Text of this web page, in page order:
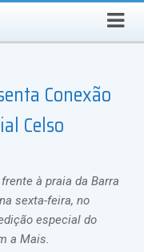
Busca
Conexão
Celso
à praia da Barra
sexta-feira, no
especial do
a Mais.